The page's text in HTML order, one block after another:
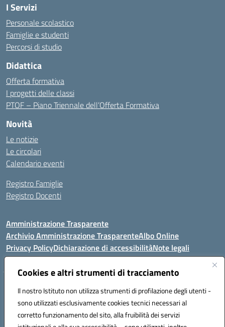
Cookies e altri strumenti di tracciamento
Il nostro Istituto non utilizza strumenti di profilazione degli utenti -
sono utilizzati esclusivamente cookies tecnici necessari al
corretto funzionamento del sito, alla fruibilità dei servizi
I Servizi
Personale scolastico
Famiglie e studenti
Percorsi di studio
Didattica
Offerta formativa
I progetti delle classi
PTOF – Piano Triennale dell’Offerta Formativa
Novità
Le notizie
Le circolari
Calendario eventi
Registro Famiglie
Registro Docenti
Amministrazione Trasparente
Archivio Amministrazione TrasparenteAlbo Online
Privacy PolicyDichiarazione di accessibilitàNote legali
Istituto Comprensivo Statale
Via Cupa Campanariello, 5 - 80059, Torre del Greco (NA)
Tel. +39 0818834377 - Fax +39 0818834377 - Cod.Fisc. 95170530638